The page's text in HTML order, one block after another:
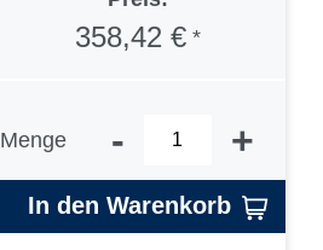
358,42 €*
Menge - +
In den Warenkorb